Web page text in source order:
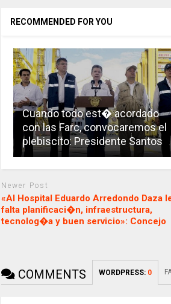
RECOMMENDED FOR YOU
Cuando todo est� acordado
con las Farc, convocaremos el
plebiscito: Presidente Santos
Newer Post
«Al Hospital Eduardo Arredondo Daza
falta planificaci�n, infraestructura,
tecnolog�a y buen servicio»: Concejo
COMMENTS WORDPRESS: 0